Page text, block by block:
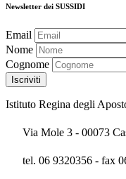
Newsletter dei SUSSIDI
Email
Nome
Cognome
Istituto Regina degli
Via Mole 3 - 00073
tel. 06 9320356 - fax